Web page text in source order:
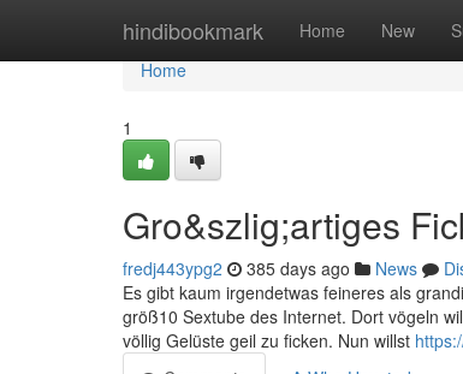
hindibookmark Home New
Home
Home
1
Gro&szlig;artiges
fredj443ypg2 385 days ago News
Es gibt kaum irgendetwas feineres als
größ10 Sextube des Internet. Dort vögeln
völlig Gelüste geil zu ficken. Nun willst